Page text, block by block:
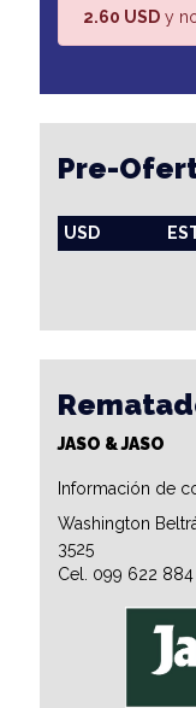
2.60 USD y
Pre-
USD
JASO & JASO
Información de
Washington
3525
Cel. 099 622 884